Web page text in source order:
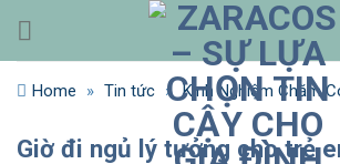
qua
nội
dungHome » Tin tức » Kinh Nghiệm Chăm
Giờ đi ngủ lý tưởng cho trẻ